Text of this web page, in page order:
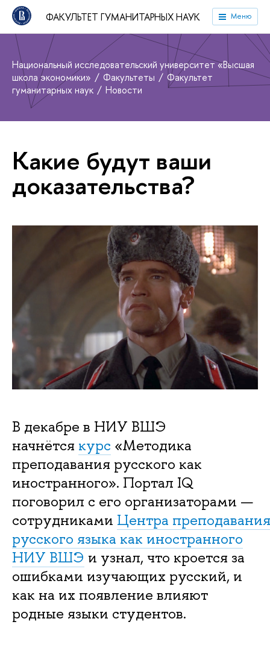
ФАКУЛЬТЕТ ГУМАНИТАРНЫХ НАУК Меню
Национальный исследовательский университет «Высшая
школа экономики»
Факультеты
Факультет
гуманитарных наук
Новости
Какие будут ваши
доказательства?
В декабре в НИУ ВШЭ
начнётся курс «Методика
преподавания русского как
иностранного». Портал IQ
поговорил с его организаторами —
сотрудниками Центра преподавания
русского языка как иностранного
НИУ ВШЭ и узнал, что кроется за
ошибками изучающих русский, и
как на их появление влияют
родные языки студентов.